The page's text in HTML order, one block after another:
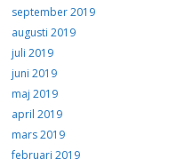
september 2019
augusti 2019
juli 2019
juni 2019
maj 2019
april 2019
mars 2019
februari 2019